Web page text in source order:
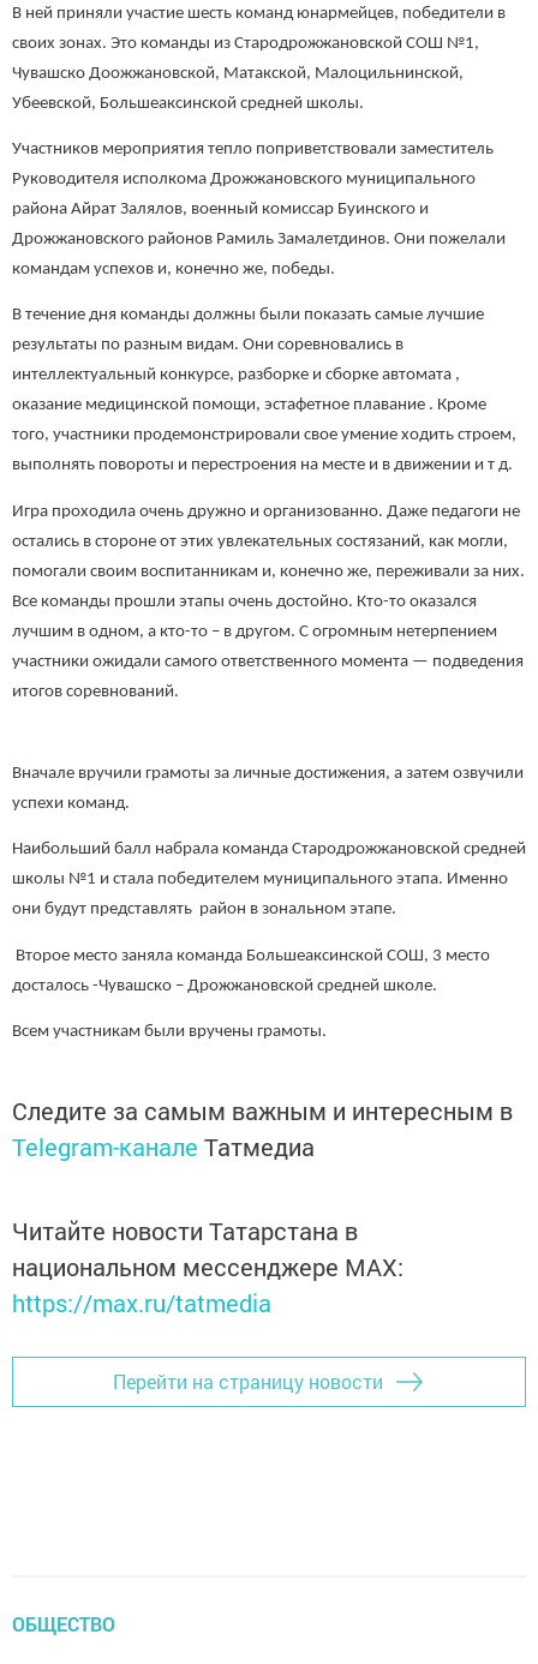
В ней приняли участие шесть команд юнармейцев, победители в
своих зонах. Это команды из Стародрожжановской СОШ №1,
Чувашско Доожжановской, Матакской, Малоцильнинской,
Убеевской, Большеаксинской средней школы.
Участников мероприятия тепло поприветствовали заместитель
Руководителя исполкома Дрожжановского муниципального
района Айрат Залялов, военный комиссар Буинского и
Дрожжановского районов Рамиль Замалетдинов. Они пожелали
командам успехов и, конечно же, победы.
В течение дня команды должны были показать самые лучшие
результаты по разным видам. Они соревновались в
интеллектуальный конкурсе, разборке и сборке автомата ,
оказание медицинской помощи, эстафетное плавание . Кроме
того, участники продемонстрировали свое умение ходить строем,
выполнять повороты и перестроения на месте и в движении и т д.
Игра проходила очень дружно и организованно. Даже педагоги не
остались в стороне от этих увлекательных состязаний, как могли,
помогали своим воспитанникам и, конечно же, переживали за них.
Все команды прошли этапы очень достойно. Кто-то оказался
лучшим в одном, а кто-то – в другом. С огромным нетерпением
участники ожидали самого ответственного момента — подведения
итогов соревнований.
Вначале вручили грамоты за личные достижения, а затем озвучили
успехи команд.
Наибольший балл набрала команда Стародрожжановской средней
школы №1 и стала победителем муниципального этапа. Именно
они будут представлять район в зональном этапе.
Второе место заняла команда Большеаксинской СОШ, 3 место
досталось -Чувашско – Дрожжановской средней школе.
Всем участникам были вручены грамоты.
Следите за самым важным и интересным в
Telegram-канале Татмедиа
Читайте новости Татарстана в
национальном мессенджере MАХ:
https://max.ru/tatmedia
Перейти на страницу новости
ОБЩЕСТВО